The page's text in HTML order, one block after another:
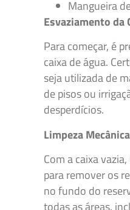
Mangueira
Esvaziamento da
Para começar, é
caixa de água.
seja utilizada de
de pisos ou
desperdícios.
Limpeza Mecânica
Com a caixa
para remover os
no fundo do
todas as áreas,